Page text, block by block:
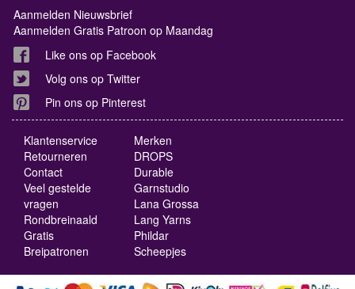
Aanmelden Nieuwsbrief
Aanmelden Gratis Patroon op Maandag
Like ons op Facebook
Volg ons op Twitter
Pin ons op Pinterest
Klantenservice
Retourneren
Contact
Veel gestelde
vragen
Rondbreinaald
Gratis
Breipatronen
Merken
DROPS
Durable
Garnstudio
Lana Grossa
Lang Yarns
Phildar
Scheepjes